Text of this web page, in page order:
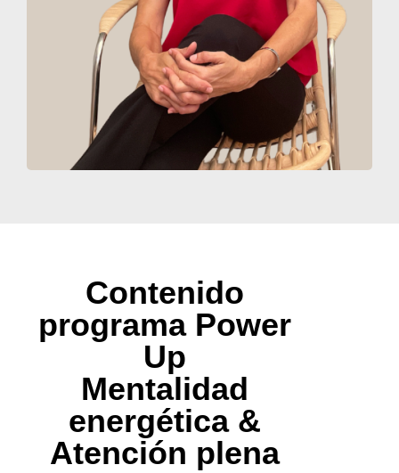
Contenido
programa Power
Up
Mentalidad
energética &
Atención plena